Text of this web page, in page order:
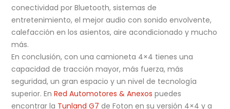
conectividad por Bluetooth, sistemas de
entretenimiento, el mejor audio con sonido envolvente,
calefacción en los asientos, aire acondicionado y mucho
más.
En conclusión, con una camioneta 4×4 tienes una
capacidad de tracción mayor, más fuerza, más
seguridad, un gran espacio y un nivel de tecnología
superior. EnRed Automotores & Anexos puedes
encontrar la Tunland G7 de Foton en su versión 4×4 y a